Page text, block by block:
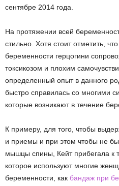
сентябре 2014 года.
На протяжении всей
стильно. Хотя стоит отметить,
беременности герцогини
токсикозом и плохим
определенный опыт в данного
быстро справилась со многими
которые возникают в течение
К примеру, для того, чтобы
и приемы и при этом чтобы не
мышцы спины, Кейт прибегала к
которое используют многие
беременности, как бандаж при